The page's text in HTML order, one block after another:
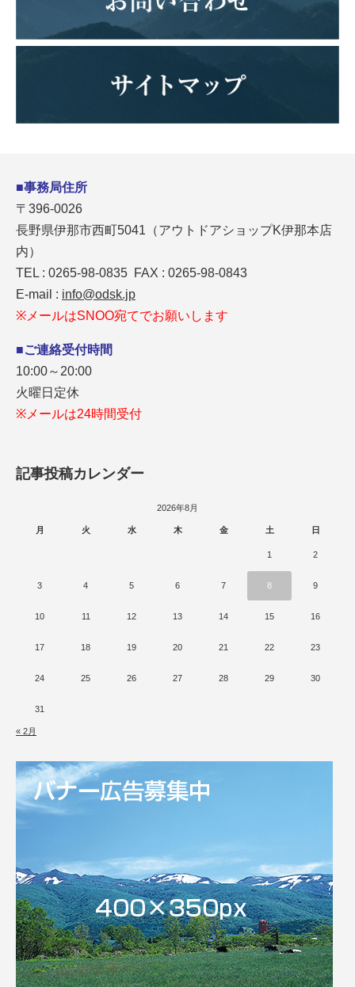
■事務局住所
〒396-0026
長野県伊那市西町5041（アウトドアショップK伊那本店
内）
TEL : 0265-98-0835 FAX : 0265-98-0843
E-mail : info@odsk.jp
※メールはSNOO宛てでお願いします
■ご連絡受付時間
10:00～20:00
火曜日定休
※メールは24時間受付
記事投稿カレンダー
2026年8月
月 火 水 木 金 土 日
1 2
3 4 5 6 7 8 9
10 11 12 13 14 15 16
17 18 19 20 21 22 23
24 25 26 27 28 29 30
31
« 2月